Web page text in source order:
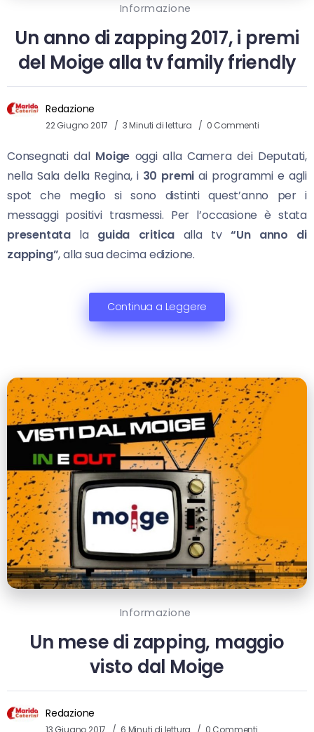
Informazione
Un anno di zapping 2017, i premi
del Moige alla tv family friendly
Redazione
22 Giugno 2017 3 Minuti di lettura 0 Commenti
Consegnati dal Moige oggi alla Camera dei Deputati,
nella Sala della Regina, i 30 premi ai programmi e agli
spot che meglio si sono distinti quest’anno per i
messaggi positivi trasmessi. Per l’occasione è stata
presentata la guida critica alla tv“Un anno di
zapping”, alla sua decima edizione.
Continua a Leggere
Informazione
Un mese di zapping, maggio
visto dal Moige
Redazione